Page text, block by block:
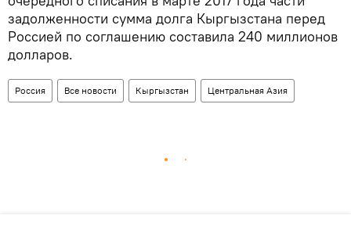
задолженности сумма долга Кыргызстана перед
Россией по соглашению составила 240 миллионов
долларов.
Россия Все новости Кыргызстан Центральная Азия